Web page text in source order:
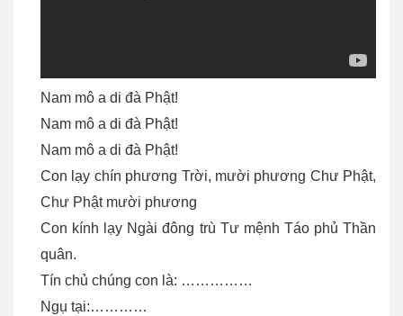
Nam mô a di đà Phật!
Nam mô a di đà Phật!
Nam mô a di đà Phật!
Con lạy chín phương Trời, mười phương Chư Phật,
Chư Phật mười phương
Con kính lạy Ngài đông trù Tư mệnh Táo phủ Thần
quân.
Tín chủ chúng con là: ……………
Ngụ tại:…………